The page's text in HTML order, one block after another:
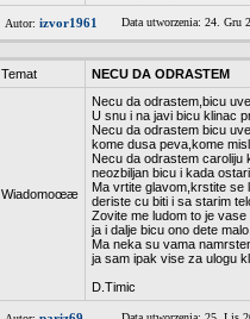
Autor: izvor1961 Data utworzenia: 24. Gru
Temat NECU DA ODRASTEM
Wiadomoœæ
Necu da odrastem,bicu
U snu i na javi bicu klinac
Necu da odrastem bicu
kome dusa peva,kome
Necu da odrastem caroliju
neozbiljan bicu i kada
Ma vrtite glavom,krstite se
deriste cu biti i sa starim
Zovite me ludom to je vase
ja i dalje bicu ono dete malo.
Ma neka su vama
ja sam ipak vise za ulogu
D.Timic